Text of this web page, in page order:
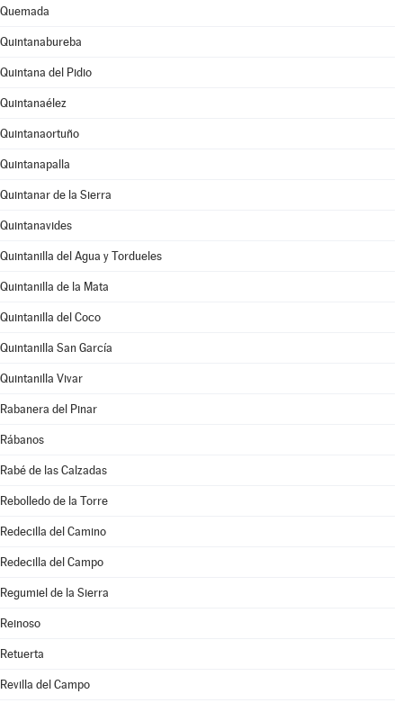
Quemada
Quintanabureba
Quintana del Pidio
Quintanaélez
Quintanaortuño
Quintanapalla
Quintanar de la Sierra
Quintanavides
Quintanilla del Agua y Tordueles
Quintanilla de la Mata
Quintanilla del Coco
Quintanilla San García
Quintanilla Vivar
Rabanera del Pinar
Rábanos
Rabé de las Calzadas
Rebolledo de la Torre
Redecilla del Camino
Redecilla del Campo
Regumiel de la Sierra
Reinoso
Retuerta
Revilla del Campo